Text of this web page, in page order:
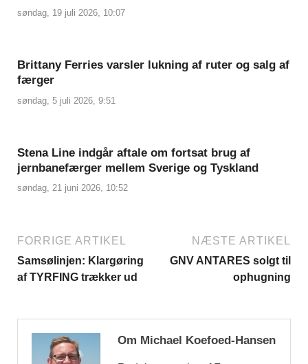
søndag, 19 juli 2026, 10:07
Brittany Ferries varsler lukning af ruter og salg af
færger
søndag, 5 juli 2026, 9:51
Stena Line indgår aftale om fortsat brug af
jernbanefærger mellem Sverige og Tyskland
søndag, 21 juni 2026, 10:52
FORRIGE ARTIKEL
Samsølinjen: Klargøring
af TYRFING trækker ud
NÆSTE ARTIKEL
GNV ANTARES solgt til
ophugning
Om Michael Koefoed-Hansen